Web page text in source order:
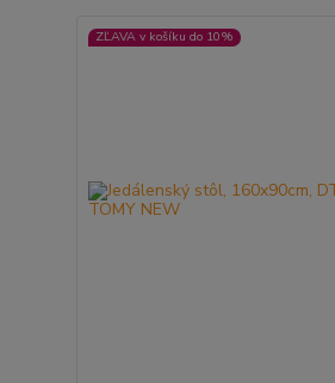
ZĽAVA v košíku do 10%